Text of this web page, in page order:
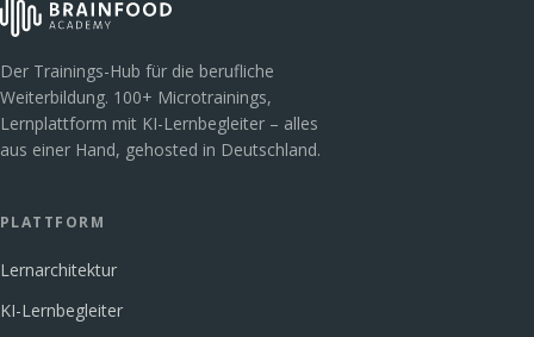
Der Trainings-Hub für die berufliche
Weiterbildung. 100+ Microtrainings,
Lernplattform mit KI-Lernbegleiter – alles
aus einer Hand, gehosted in Deutschland.
PLATTFORM
Lernarchitektur
KI-Lernbegleiter